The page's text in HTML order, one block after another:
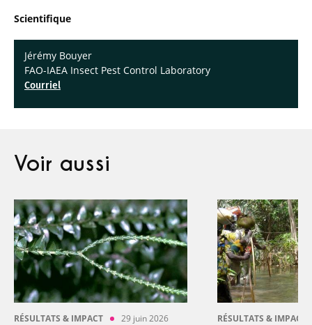
Scientifique
Jérémy Bouyer
FAO-IAEA Insect Pest Control Laboratory
Courriel
Voir aussi
RÉSULTATS & IMPACT 29 juin 2026 RÉSULTATS & IMPACT